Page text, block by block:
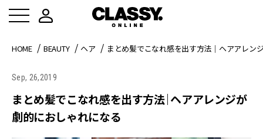
HOME BEAUTY ヘア まとめ髪でこなれ感を出す方法｜ヘアアレン
Sep, 26,2019
まとめ髪でこなれ感を出す方法｜ヘアアレンジが
劇的におしゃれになる